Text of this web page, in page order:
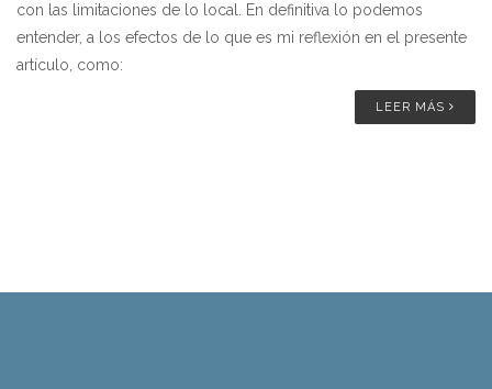
con las limitaciones de lo local. En definitiva lo podemos
entender, a los efectos de lo que es mi reflexión en el presente
artículo, como:
LEER MÁS